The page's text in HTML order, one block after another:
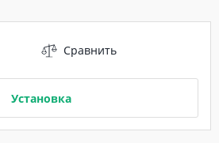
Сравнить
Установка